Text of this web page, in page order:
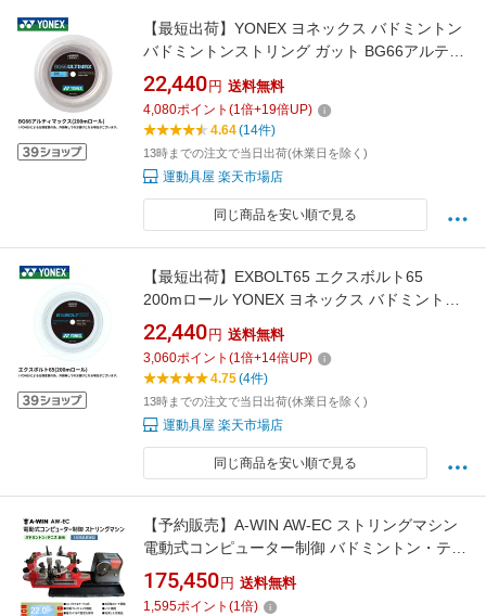
【最短出荷】YONEX ヨネックス バドミントン
バドミントンストリング ガット BG66アルティ
マックス200m BG66UM-2 カラー ロール
22,440 円 送料無料
4,080ポイント (1倍+19倍UP)
4.64(14件)
13時までの注文で当日出荷(休業日を除く)
運動具屋 楽天市場店
同じ商品を安い順で見る
【最短出荷】EXBOLT65 エクスボルト65
200mロール YONEX ヨネックス バドミントン
ストリング バドミントンガット BGXB65-2
22,440 円 送料無料
3,060ポイント (1倍+14倍UP)
4.75(4件)
13時までの注文で当日出荷(休業日を除く)
運動具屋 楽天市場店
同じ商品を安い順で見る
【予約販売】A-WIN AW-EC ストリングマシン
電動式コンピューター制御 バドミントン・テニ
ス兼用 テーブル式ガット張り機 アーウィン【3
年間品質保証付/送料無料/代引不可】
175,450 円 送料無料
1,595ポイント (1倍)